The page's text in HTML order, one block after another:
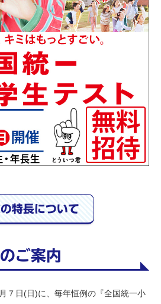
特長について
ご案内
７日(日)に、毎年恒例の『全国統一小